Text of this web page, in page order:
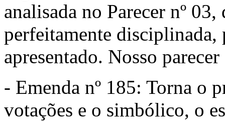
analisada no Parecer nº
perfeitamente
apresentado. Nosso
- Emenda nº 185: Torna o
votações e o simbólico, o